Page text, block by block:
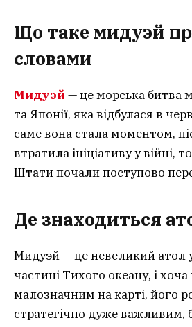
Що таке мидуэй
словами
Мидуэй — це морська
та Японії, яка відбулася в
саме вона стала моментом,
втратила ініціативу у війні,
Штати почали поступово
Де знаходиться
Мидуэй — це невеликий атол
частині Тихого океану, і хоча
малозначним на карті, його
стратегічно дуже важливим,